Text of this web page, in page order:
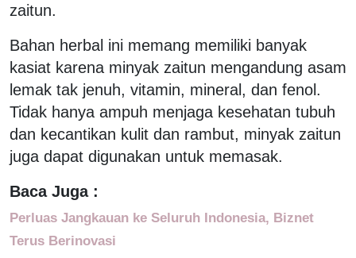
zaitun.
Bahan herbal ini memang memiliki banyak
kasiat karena minyak zaitun mengandung asam
lemak tak jenuh, vitamin, mineral, dan fenol.
Tidak hanya ampuh menjaga kesehatan tubuh
dan kecantikan kulit dan rambut, minyak zaitun
juga dapat digunakan untuk memasak.
Baca Juga :
Perluas Jangkauan ke Seluruh Indonesia, Biznet
Terus Berinovasi